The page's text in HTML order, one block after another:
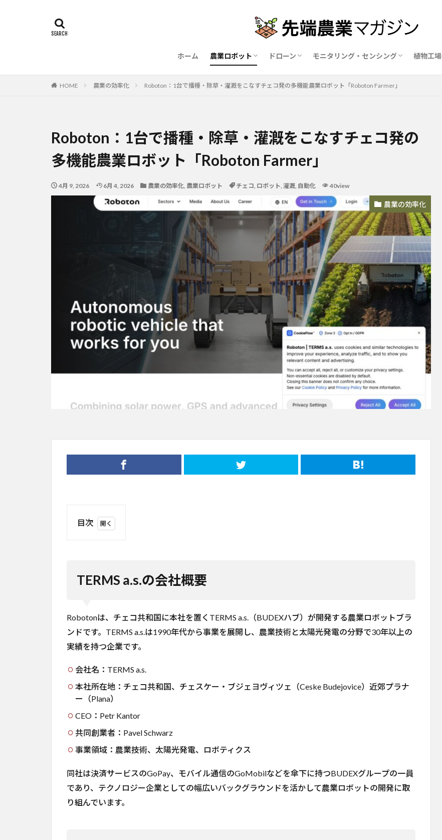
ホーム 農業ロボット
農業ロボットメーカー比較15社
ドローン
ドローン農薬散布の代行業者比較
ハウス用遮光剤・遮熱剤の比較
モニタリング・センシング
農業用環境制御システム比較
植物工場
HOME 農業の効率化 Roboton：1台で播種・除草・灌漑をこなすチェコ発の多機能農業ロボット「Roboton Farmer」
Roboton：1台で播種・除草・灌漑をこなすチェコ発の
多機能農業ロボット「Roboton Farmer」
4月 9, 2026 6月 4, 2026 農業の効率化, 農業ロボット チェコ, ロボット, 灌漑, 自動化 40view
農業の効率化
目次
要：
Roboton
Farmer
とは
3
ぜ
中
小
場
ロ
ッ
ト
必
TERMS a.s.の会社概要
Robotonは、チェコ共和国に本社を置くTERMS a.s.（BUDEXハブ）が開発する農業ロボットブラ
ンドです。TERMS a.s.は1990年代から事業を展開し、農業技術と太陽光発電の分野で30年以上の
実績を持つ企業です。
会社名：TERMS a.s.
本社所在地：チェコ共和国、チェスケー・ブジェヨヴィツェ（Ceske Budejovice）近郊プラナ
ー（Plana）
CEO：Petr Kantor
共同創業者：Pavel Schwarz
事業領域：農業技術、太陽光発電、ロボティクス
同社は決済サービスのGoPay、モバイル通信のGoMobilなどを傘下に持つBUDEXグループの一員
であり、テクノロジー企業としての幅広いバックグラウンドを活かして農業ロボットの開発に取
り組んでいます。